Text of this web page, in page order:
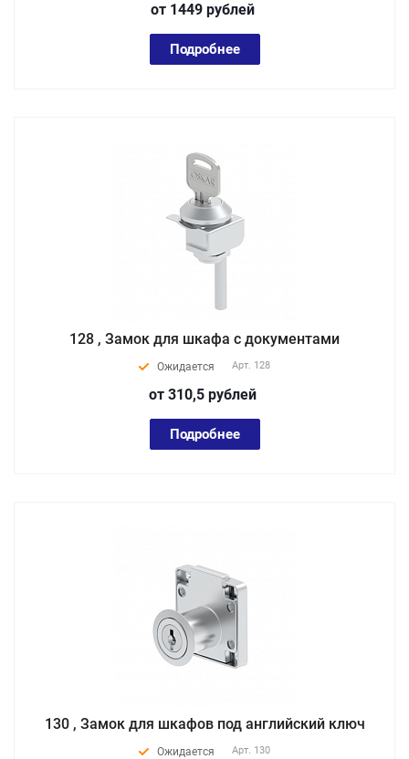
от 1449 рублей
Подробнее
128 , Замок для шкафа с документами
Ожидается Арт. 128
от 310,5 рублей
Подробнее
130 , Замок для шкафов под английский ключ
Ожидается Арт. 130